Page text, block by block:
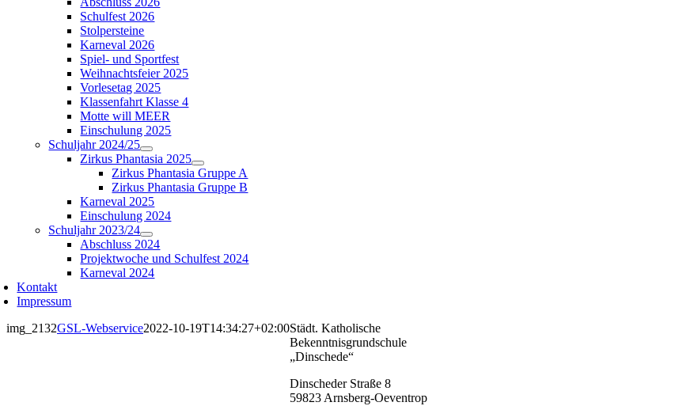
Schulfest 2026
Stolpersteine
Karneval 2026
Spiel- und Sportfest
Weihnachtsfeier 2025
Vorlesetag 2025
Klassenfahrt Klasse 4
Motte will MEER
Einschulung 2025
Schuljahr 2024/25
Zirkus Phantasia 2025
Zirkus Phantasia Gruppe A
Zirkus Phantasia Gruppe B
Karneval 2025
Einschulung 2024
Schuljahr 2023/24
Abschluss 2024
Projektwoche und Schulfest 2024
Karneval 2024
Kontakt
Impressum
img_2132GSL-Webservice2022-10-19T14:34:27+02:00Städt. Katholische
Bekenntnisgrundschule
„Dinschede“
Dinscheder Straße 8
59823 Arnsberg-Oeventrop